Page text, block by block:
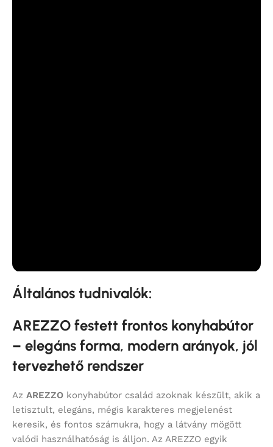
Általános tudnivalók:
AREZZO festett frontos konyhabútor
– elegáns forma, modern arányok, jól
tervezhető rendszer
Az AREZZO konyhabútor család azoknak készült, akik a
letisztult, elegáns, mégis karakteres megjelenést
keresik, és fontos számukra, hogy a látvány mögött
valódi használhatóság is álljon. Az AREZZO egyik